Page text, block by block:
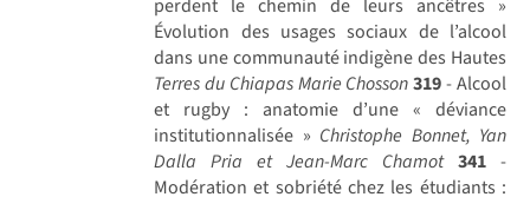
perdent le chemin de leurs ancêtres »
Évolution des usages sociaux de l’alcool
dans une communauté indigène des Hautes
Terres du ChiapasMarie Chosson319- Alcool
et rugby : anatomie d’une « déviance
institutionnalisée » Christophe Bonnet, Yan
Dalla Pria et Jean-Marc Chamot 341 -
Modération et sobriété chez les étudiants :